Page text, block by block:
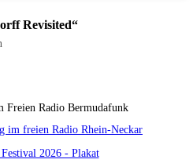
Revisited“
im freien Radio Rhein-Neckar